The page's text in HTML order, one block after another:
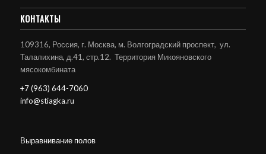
КОНТАКТЫ
109316, Россия, г. Москва, м. Волгоградский проспект, ул.
Талалихина, д.41, стр.12. Территория Микояновского
мясокомбината
+7 (963) 644-7060
info@stiagka.ru
Выравнивание полов